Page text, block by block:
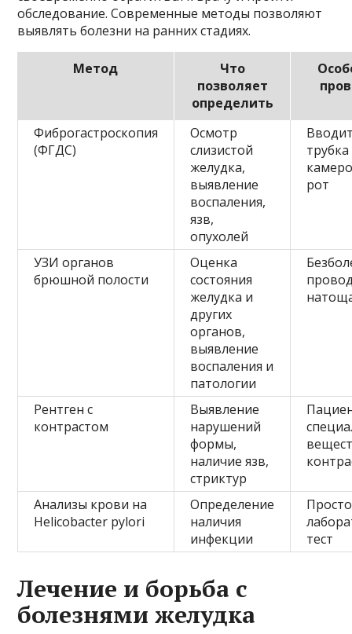
обследование. Современные методы позволяют
выявлять болезни на ранних стадиях.
Метод
Что
позволяет
определить
Фиброгастроскопия
(ФГДС)
Осмотр
слизистой
желудка,
выявление
воспаления,
язв,
опухолей
трубка
рот
УЗИ органов
брюшной полости
Оценка
состояния
желудка и
других
органов,
выявление
воспаления и
патологии
Рентген с
контрастом
Выявление
нарушений
формы,
наличие язв,
стриктур
Анализы крови на
Helicobacter pylori
Определение
наличия
инфекции
тест
Лечение и борьба с
болезнями желудка